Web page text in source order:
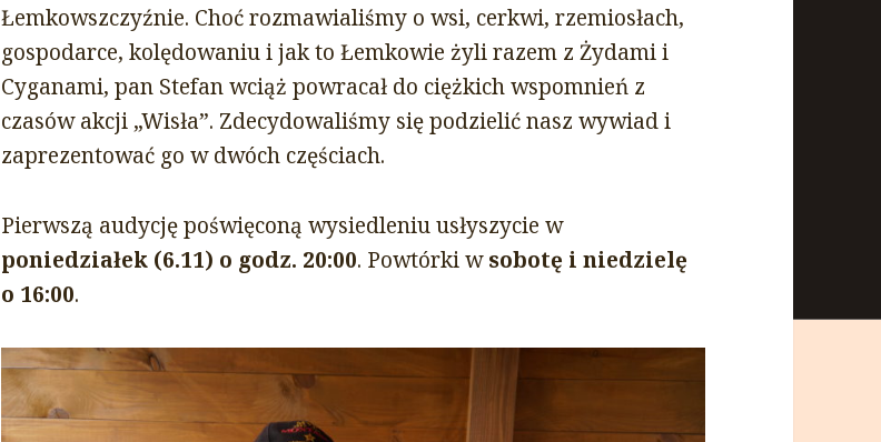
Łemkowszczyźnie. Choć rozmawialiśmy o wsi, cerkwi, rzemiosłach,
gospodarce, kolędowaniu i jak to Łemkowie żyli razem z Żydami i
Cyganami, pan Stefan wciąż powracał do ciężkich wspomnień z
czasów akcji „Wisła”. Zdecydowaliśmy się podzielić nasz wywiad i
zaprezentować go w dwóch częściach.
Pierwszą audycję poświęconą wysiedleniu usłyszycie w
poniedziałek (6.11) o godz. 20:00. Powtórki wsobotę i niedzielę
o 16:00.